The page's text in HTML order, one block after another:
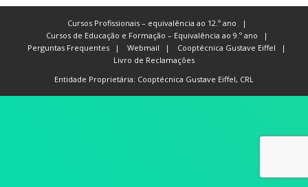
Cursos Profissionais – equivalência ao 12.º ano
Cursos de Educação e Formação – Equivalência ao 9.º ano
Perguntas Frequentes
Webmail
Cooptécnica Gustave Eiffel
Livro de Reclamações
Entidade Proprietária: Cooptécnica Gustave Eiffel, CRL